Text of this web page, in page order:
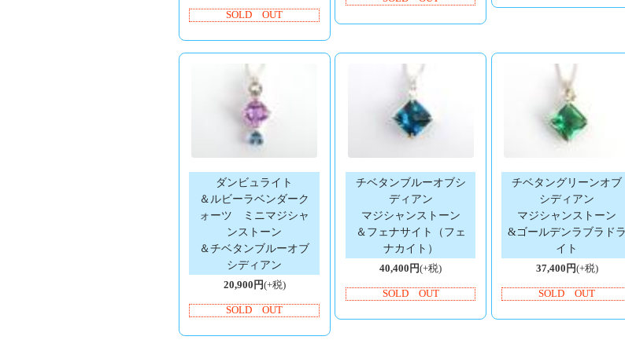
SOLD OUT
ダンビュライト
＆ルビーラベンダーク
ォーツ ミニマジシャ
ンストーン
＆チベタンブルーオブ
シディアン
20,900円(+税)
SOLD OUT
チベタンブルーオブシ
ディアン
マジシャンストーン
＆フェナサイト（フェ
ナカイト）
40,400円(+税)
SOLD OUT
チベタングリーンオブ
シディアン
マジシャンストーン
&ゴールデンラブラドラ
イト
37,400円(+税)
SOLD OUT